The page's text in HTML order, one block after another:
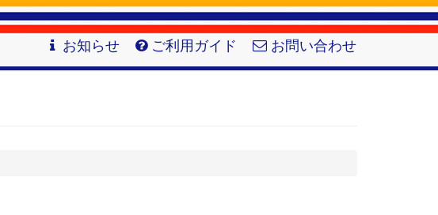
お知らせ ご利用ガイド お問い合わせ